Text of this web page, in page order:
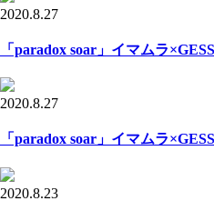
2020.8.27
「paradox soar」イマムラ
2020.8.27
「paradox soar」イマムラ
2020.8.23